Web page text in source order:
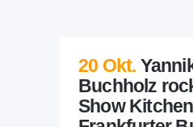
20 Okt.
Buchholz
Show